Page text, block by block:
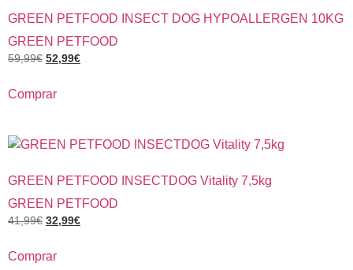
GREEN PETFOOD INSECT DOG HYPOALLERGEN 10KG
GREEN PETFOOD
59,99€ 52,99€
Comprar
GREEN PETFOOD INSECTDOG Vitality 7,5kg
GREEN PETFOOD
41,99€ 32,99€
Comprar